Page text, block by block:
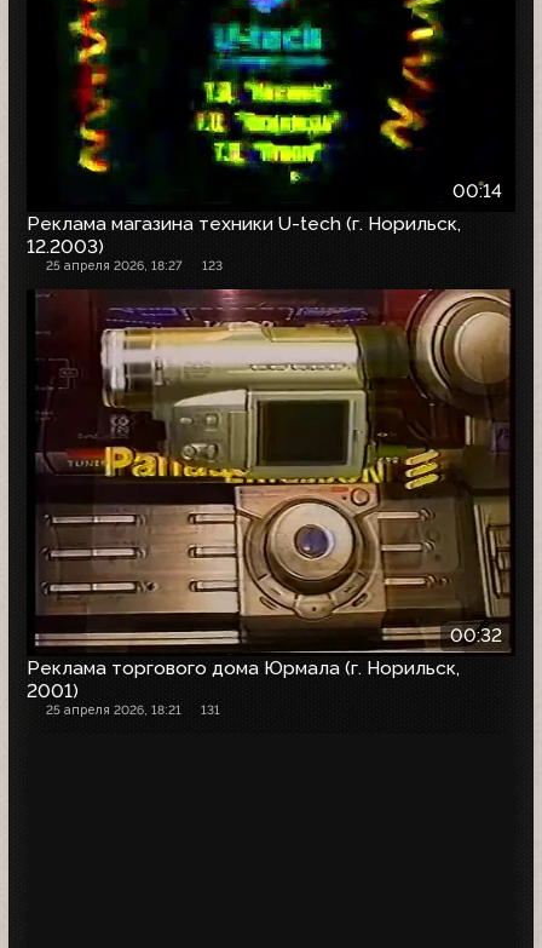
00:14
Реклама магазина техники U-tech (г. Норильск,
12.2003)
25 апреля 2026, 18:27 123
00:32
Реклама торгового дома Юрмала (г. Норильск,
2001)
25 апреля 2026, 18:21 131